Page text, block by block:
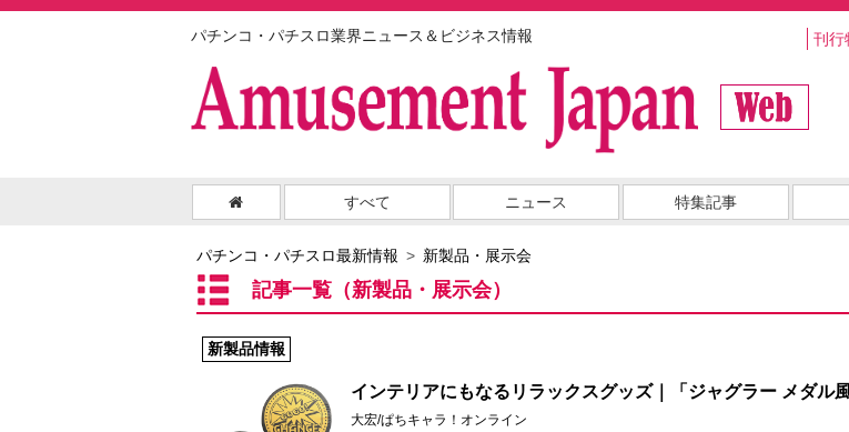
パチンコ・パチスロ業界ニュース＆ビジネス情報 刊行
すべて ニュース 特集記事
パチンコ・パチスロ最新情報 新製品・展示会
記事一覧（新製品・展示会）
新製品情報
インテリアにもなるリラックスグッズ｜「ジャグラー メダル
大宏/ぱちキャラ！オンライン